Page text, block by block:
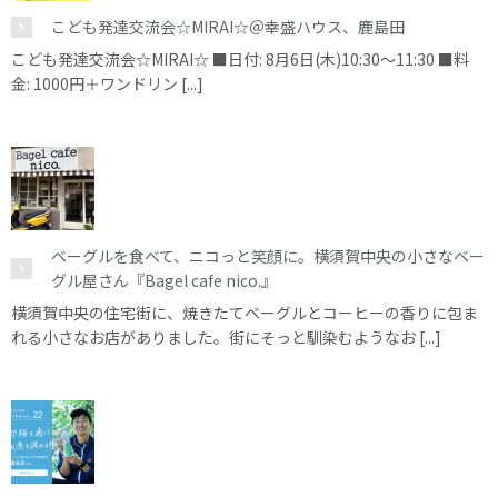
こども発達交流会☆MIRAI☆＠幸盛ハウス、鹿島田
こども発達交流会☆MIRAI☆ ■日付: 8月6日(木)10:30～11:30 ■料
金: 1000円＋ワンドリン [...]
ベーグルを食べて、ニコっと笑顔に。横須賀中央の小さなベー
グル屋さん『Bagel cafe nico.』
横須賀中央の住宅街に、焼きたてベーグルとコーヒーの香りに包ま
れる小さなお店がありました。街にそっと馴染むようなお [...]